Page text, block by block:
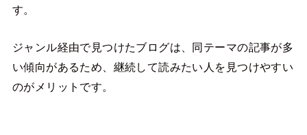
す。
ジャンル経由で見つけたブログは、同テーマの記事が多
い傾向があるため、継続して読みたい人を見つけやすい
のがメリットです。